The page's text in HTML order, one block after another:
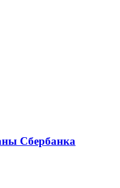
Сбербанка